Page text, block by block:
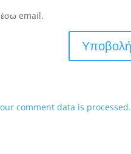
email.
comment data is processed.